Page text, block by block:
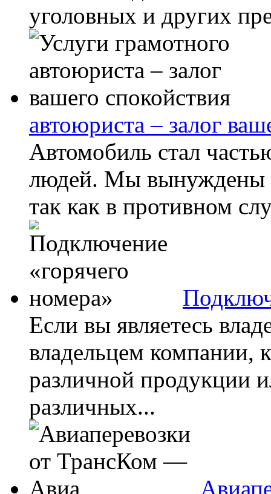
уголовных и других
автоюриста – залог
Автомобиль стал
людей. Мы вынуждены
так как в противном
Если вы являетесь
владельцем компании,
различной продукции
различных...